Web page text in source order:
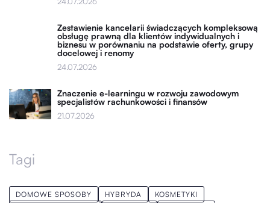
Zestawienie kancelarii świadczących kompleksową
obsługę prawną dla klientów indywidualnych i
biznesu w porównaniu na podstawie oferty, grupy
docelowej i renomy
24.07.2026
Znaczenie e-learningu w rozwoju zawodowym
specjalistów rachunkowości i finansów
21.07.2026
Tagi
DOMOWE SPOSOBY HYBRYDA
KOSMETYKI